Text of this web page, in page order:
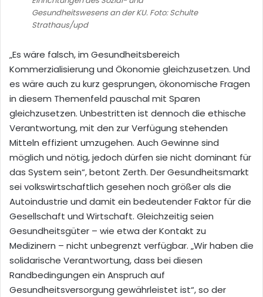
Gesundheitswesens an der KU. Foto: Schulte
Strathaus/upd
„Es wäre falsch, im Gesundheitsbereich
Kommerzialisierung und Ökonomie gleichzusetzen. Und
es wäre auch zu kurz gesprungen, ökonomische Fragen
in diesem Themenfeld pauschal mit Sparen
gleichzusetzen. Unbestritten ist dennoch die ethische
Verantwortung, mit den zur Verfügung stehenden
Mitteln effizient umzugehen. Auch Gewinne sind
möglich und nötig, jedoch dürfen sie nicht dominant für
das System sein“, betont Zerth. Der Gesundheitsmarkt
sei volkswirtschaftlich gesehen noch größer als die
Autoindustrie und damit ein bedeutender Faktor für die
Gesellschaft und Wirtschaft. Gleichzeitig seien
Gesundheitsgüter – wie etwa der Kontakt zu
Medizinern – nicht unbegrenzt verfügbar. „Wir haben die
solidarische Verantwortung, dass bei diesen
Randbedingungen ein Anspruch auf
Gesundheitsversorgung gewährleistet ist“, so der